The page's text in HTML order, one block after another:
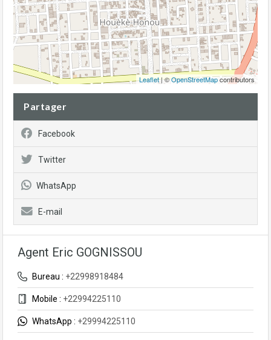
Leaflet| ©OpenStreetMapcontributors
Partager
Facebook
Twitter
WhatsApp
E-mail
Agent Eric GOGNISSOU
Bureau : +22998918484
Mobile : +22994225110
WhatsApp : +29994225110